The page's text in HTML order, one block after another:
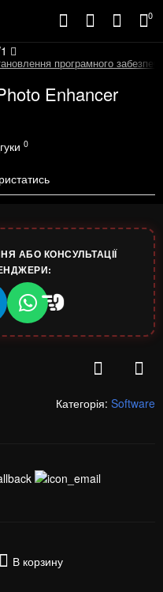
0
програмного
Enhancer
0
АБО КОНСУЛЬТАЦІЇ
Категорія: Software
В корзину